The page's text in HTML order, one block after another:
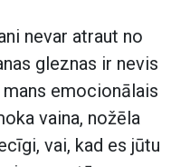
nevar atraut no
gleznas ir nevis
emocionālais
vaina, nožēla
vai, kad es jūtu